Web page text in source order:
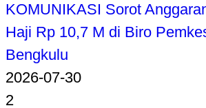
KOMUNIKASI Sorot
Haji Rp 10,7 M di Biro
Bengkulu
2026-07-30
2